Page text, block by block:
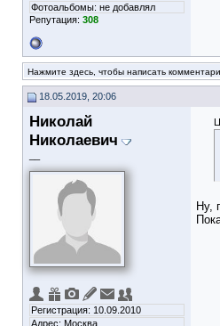
Фотоальбомы: не добавлял
Репутация: 308
Нажмите здесь, чтобы написать
18.05.2019, 20:06
Николай
Николаевич
Регистрация: 10.09.2010
Адрес: Москва
Ну,